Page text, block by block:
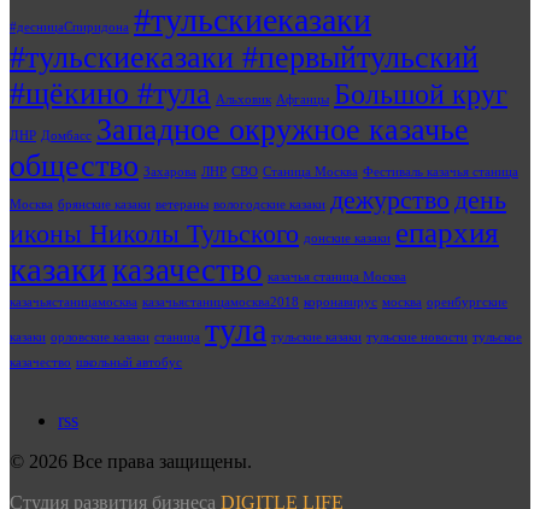
#десницаСпиридона #тульскиеказаки
#тульскиеказаки #первыйтульский
#щёкино #тула Альховик Афганцы Большой круг
ДНР Домбасс Западное окружное казачье
общество Захарова ЛНР СВО Станица Москва Фестиваль казачья станица
Москва брянские казаки ветераны вологодские казаки дежурство день
иконы Николы Тульского донские казаки епархия
казакиказачество казачья станица Москва
казачьястаницамосква казачьястаницамосква2018 коронавирус москва оренбургские
казаки орловские казаки станица тула тульские казаки тульские новости тульское
казачество школьный автобус
rss
© 2026 Все права защищены.
Студия развития бизнеса DIGITLE LIFE